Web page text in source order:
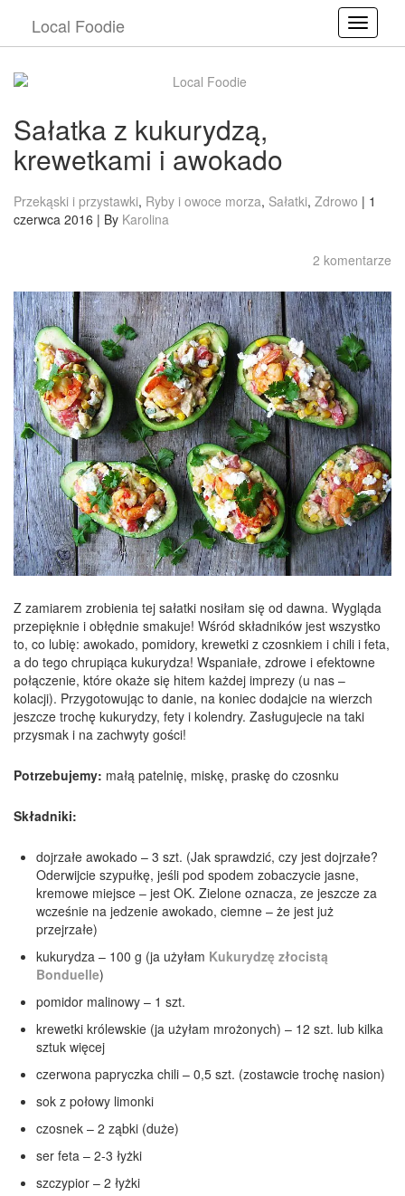
Local Foodie
Sałatka z kukurydzą,
krewetkami i awokado
Przekąski i przystawki, Ryby i owoce morza, Sałatki, Zdrowo | 1
czerwca 2016 | By Karolina
2 komentarze
Z zamiarem zrobienia tej sałatki nosiłam się od dawna. Wygląda
przepięknie i obłędnie smakuje! Wśród składników jest wszystko
to, co lubię: awokado, pomidory, krewetki z czosnkiem i chili i feta,
a do tego chrupiąca kukurydza! Wspaniałe, zdrowe i efektowne
połączenie, które okaże się hitem każdej imprezy (u nas –
kolacji). Przygotowując to danie, na koniec dodajcie na wierzch
jeszcze trochę kukurydzy, fety i kolendry. Zasługujecie na taki
przysmak i na zachwyty gości!
Potrzebujemy: małą patelnię, miskę, praskę do czosnku
Składniki:
dojrzałe awokado – 3 szt. (Jak sprawdzić, czy jest dojrzałe?
Oderwijcie szypułkę, jeśli pod spodem zobaczycie jasne,
kremowe miejsce – jest OK. Zielone oznacza, ze jeszcze za
wcześnie na jedzenie awokado, ciemne – że jest już
przejrzałe)
kukurydza – 100 g (ja użyłam Kukurydzę złocistą
Bonduelle)
pomidor malinowy – 1 szt.
krewetki królewskie (ja użyłam mrożonych) – 12 szt. lub kilka
sztuk więcej
czerwona papryczka chili – 0,5 szt. (zostawcie trochę nasion)
sok z połowy limonki
czosnek – 2 ząbki (duże)
ser feta – 2-3 łyżki
szczypior – 2 łyżki